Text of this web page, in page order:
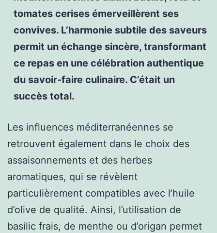
tomates cerises émerveillèrent ses
convives. L’harmonie subtile des saveurs
permit un échange sincère, transformant
ce repas en une célébration authentique
du savoir-faire culinaire. C’était un
succès total.
Les influences méditerranéennes se
retrouvent également dans le choix des
assaisonnements et des herbes
aromatiques, qui se révèlent
particulièrement compatibles avec l’huile
d’olive de qualité. Ainsi, l’utilisation de
basilic frais, de menthe ou d’origan permet